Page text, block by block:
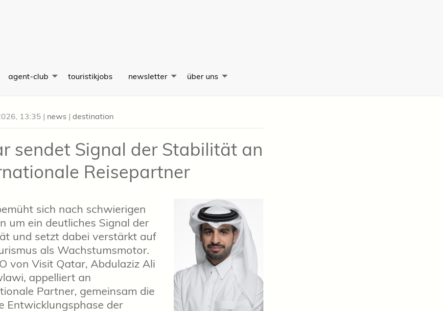
agent-club touristikjobs newsletter über uns
13:35 | news | destination
sendet Signal der Stabilität an
Reisepartner
sich nach schwierigen
um ein deutliches Signal der
und setzt dabei verstärkt auf
als Wachstumsmotor.
von Visit Qatar, Abdulaziz Ali
appelliert an
Partner, gemeinsam die
Entwicklungsphase der